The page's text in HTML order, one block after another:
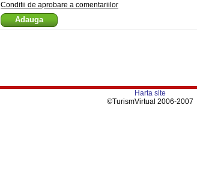
Conditii de aprobare a comentariilor
Harta site
©TurismVirtual 2006-2007